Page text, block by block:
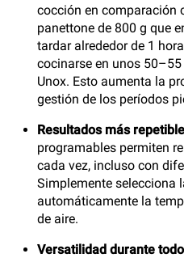
cocción en comparación
panettone de 800 g que
tardar alrededor de 1
cocinarse en unos
Unox. Esto aumenta la
gestión de los períodos
Resultados más
programables permiten
cada vez, incluso con
Simplemente selecciona
automáticamente la
de aire.
Versatilidad durante